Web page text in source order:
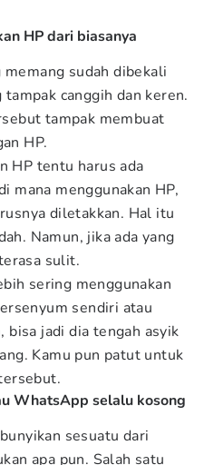
HP dari biasanya
memang sudah dibekali
canggih dan keren.
tampak membuat
HP.
HP tentu harus ada
mana menggunakan HP,
diletakkan. Hal itu
Namun, jika ada yang
sulit.
sering menggunakan
sendiri atau
bisa jadi dia tengah asyik
Kamu pun patut untuk
WhatsApp selalu kosong
sesuatu dari
apa pun. Salah satu